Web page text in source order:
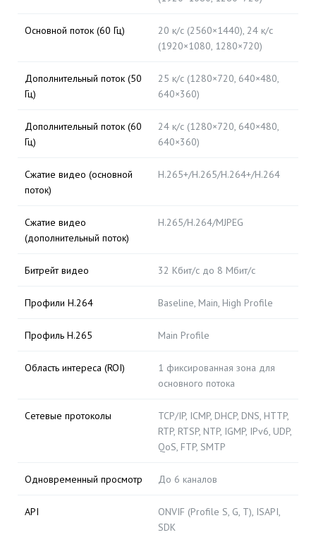
Основной поток (60 Гц)
20 к/с (2560×1440), 24 к/с
(1920×1080, 1280×720)
Дополнительный поток (50
Гц)
25 к/с (1280×720, 640×480,
640×360)
Дополнительный поток (60
Гц)
24 к/с (1280×720, 640×480,
640×360)
Сжатие видео (основной
поток)
H.265+/H.265/H.264+/H.264
Сжатие видео
(дополнительный поток)
H.265/H.264/MJPEG
Битрейт видео 32 Кбит/с до 8 Мбит/с
Профили H.264 Baseline, Main, High Profile
Профиль H.265 Main Profile
Область интереса (ROI)
1 фиксированная зона для
основного потока
Сетевые протоколы
TCP/IP, ICMP, DHCP, DNS, HTTP,
RTP, RTSP, NTP, IGMP, IPv6, UDP,
QoS, FTP, SMTP
Одновременный просмотр До 6 каналов
API
ONVIF (Profile S, G, T), ISAPI,
SDK